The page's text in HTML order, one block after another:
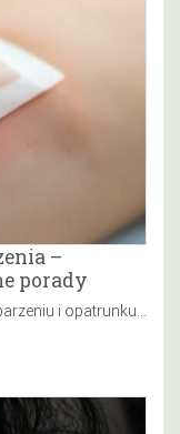
–
porady
Spis treści Jakie są pierwsze kroki przy oparzeniu i opatrunku? Jak zrobić opatrunek na oparzenia – wybór materiałów Jakie są…